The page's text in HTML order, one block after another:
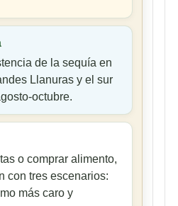
de la sequía en
Llanuras y el sur
octubre.
o comprar alimento,
con tres escenarios:
más caro y